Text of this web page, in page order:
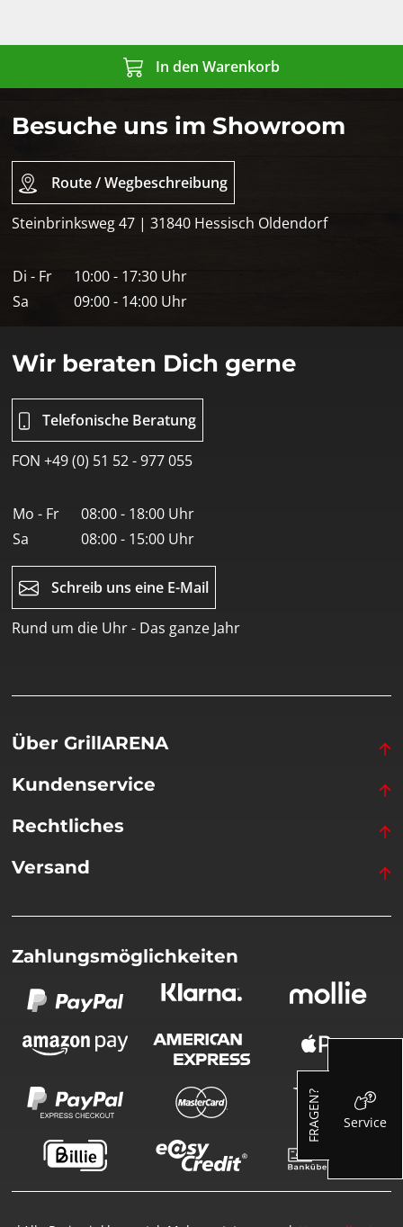
In den Warenkorb
Besuche uns im Showroom
Route / Wegbeschreibung
Steinbrinksweg 47 | 31840 Hessisch Oldendorf
Di - Fr
10:00 - 17:30 Uhr
Sa
09:00 - 14:00 Uhr
Wir beraten Dich gerne
Telefonische Beratung
FON +49 (0) 51 52 - 977 055
Mo - Fr
08:00 - 18:00 Uhr
Sa
08:00 - 15:00 Uhr
Schreib uns eine E-Mail
Rund um die Uhr - Das ganze Jahr
Über GrillARENA
Kundenservice
Rechtliches
Versand
Zahlungsmöglichkeiten
FRAGEN? Service